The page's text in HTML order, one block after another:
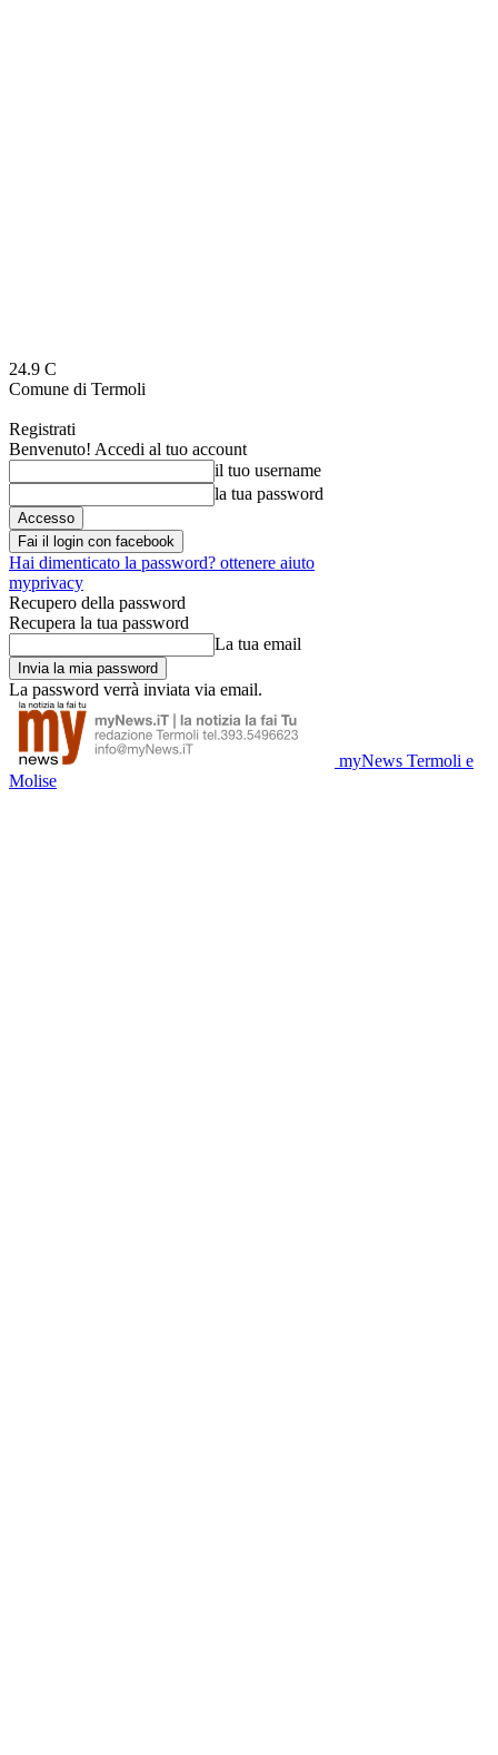
24.9 C
Comune di Termoli
Registrati
Benvenuto! Accedi al tuo account
il tuo username
la tua password
Fai il login con facebook
Hai dimenticato la password? ottenere aiuto
myprivacy
Recupero della password
Recupera la tua password
La tua email
La password verrà inviata via email.
myNews Termoli e
Molise